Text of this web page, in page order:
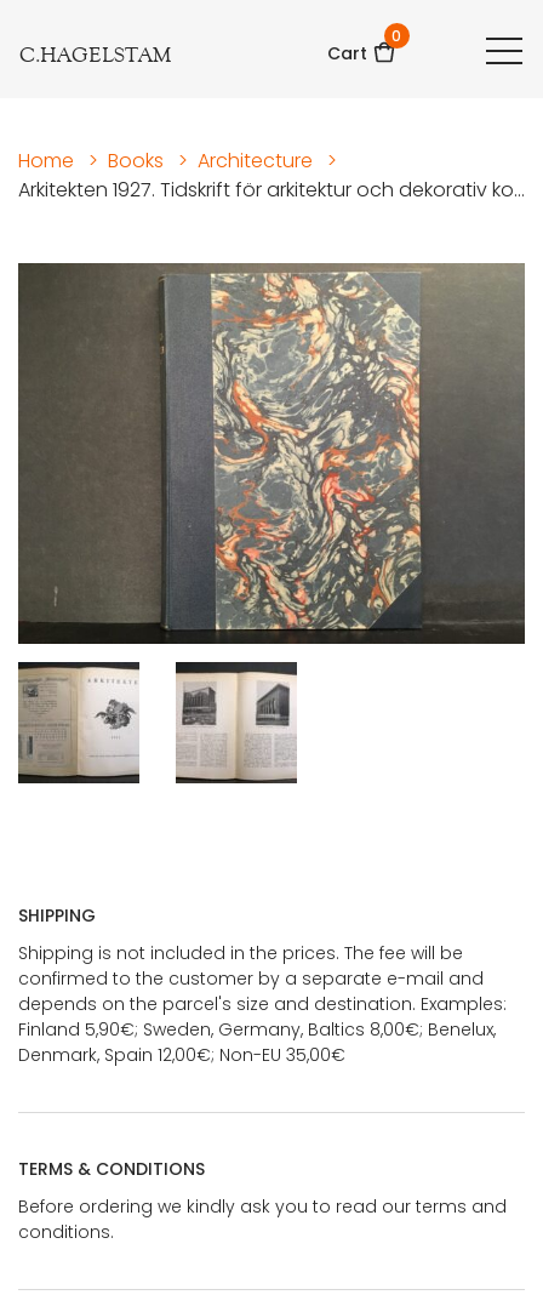
C.HAGELSTAM Cart
0
Home > Books > Architecture
>
Arkitekten 1927. Tidskrift för arkitektur och dekorativ ko...
SHIPPING
Shipping is not included in the prices. The fee will be
confirmed to the customer by a separate e-mail and
depends on the parcel's size and destination. Examples:
Finland 5,90€; Sweden, Germany, Baltics 8,00€; Benelux,
Denmark, Spain 12,00€; Non-EU 35,00€
TERMS & CONDITIONS
Before ordering we kindly ask you to read our terms and
conditions.